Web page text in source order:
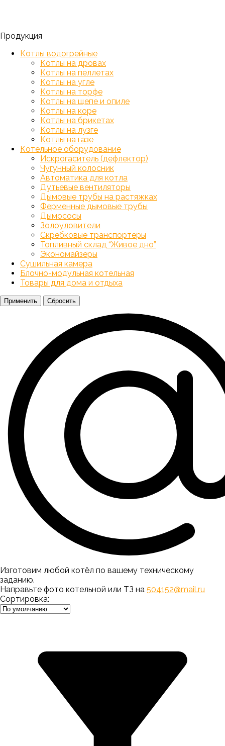
Продукция
Котлы водогрейные
Котлы на дровах
Котлы на пеллетах
Котлы на угле
Котлы на торфе
Котлы на щепе и опиле
Котлы на коре
Котлы на брикетах
Котлы на лузге
Котлы на газе
Котельное оборудование
Искрогаситель (дефлектор)
Чугунный колосник
Автоматика для котла
Дутьевые вентиляторы
Дымовые трубы на растяжках
Ферменные дымовые трубы
Дымососы
Золоуловители
Скребковые транспортеры
Топливный склад “Живое дно”
Экономайзеры
Сушильная камера
Блочно-модульная котельная
Товары для дома и отдыха
Применить Сбросить
Изготовим любой котёл по вашему техническому
заданию.
Направьте фото котельной или ТЗ на 504152@mail.ru
Сортировка: